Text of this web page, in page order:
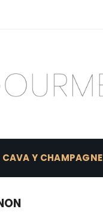
CAVA Y CHAMPAGNE